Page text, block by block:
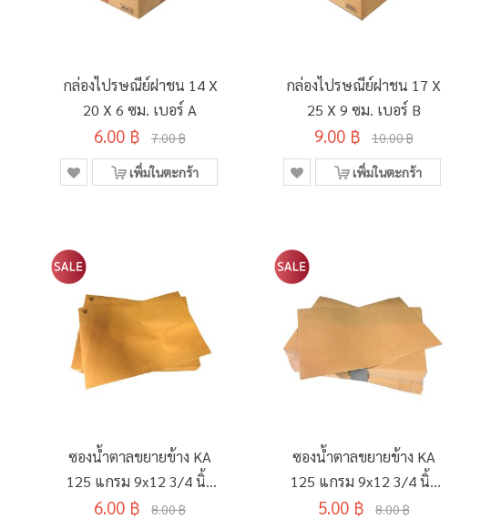
กล่องไปรษณีย์ฝาชน 14 X
20 X 6 ซม. เบอร์ A
6.00 ฿ 7.00 ฿
เพิ่มในตะกร้า
กล่องไปรษณีย์ฝาชน 17 X
25 X 9 ซม. เบอร์ B
9.00 ฿ 10.00 ฿
เพิ่มในตะกร้า
ซองน้ำตาลขยายข้าง KA
125 แกรม 9x12 3/4 นิ้ว
C4 ครุฑ
6.00 ฿ 8.00 ฿
ซองน้ำตาลขยายข้าง KA
125 แกรม 9x12 3/4 นิ้ว
C4 ไม่พิมพ์
5.00 ฿ 8.00 ฿